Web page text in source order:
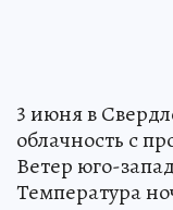
3 июня в
облачность с
Ветер юго-
Температура